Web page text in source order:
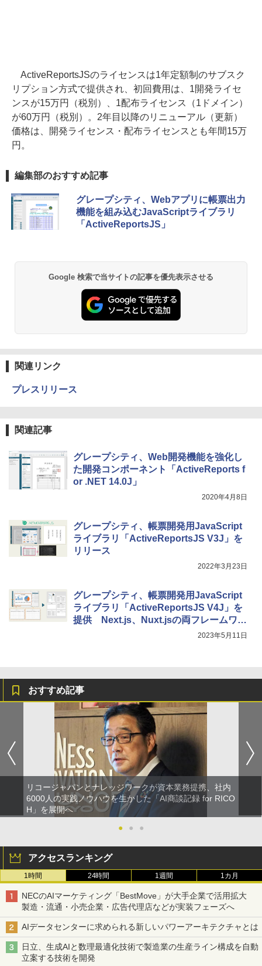
ActiveReportsJSのライセンスは1年定額制のサブスク
リプション方式で提供され、初回費用は、1開発ライセ
ンスが15万円（税別）、1配布ライセンス（1ドメイン）
が60万円（税別）。2年目以降のリニューアル（更新）
価格は、開発ライセンス・配布ライセンスとも年間15万
円。
編集部のおすすめ記事
グレープシティ、Webアプリに帳票出力
機能を組み込むJavaScriptライブラリ
「ActiveReportsJS」
Google 検索で当サイトの記事を優先表示させる
関連リンク
プレスリリース
関連記事
グレープシティ、Web開発機能を強化し
た開発コンポーネント「ActiveReports f
or .NET 14.0J」
2020年4月8日
グレープシティ、帳票開発用JavaScript
ライブラリ「ActiveReportsJS V3J」を
リリース
2022年3月23日
グレープシティ、帳票開発用JavaScript
ライブラリ「ActiveReportsJS V4J」を
提供 Next.js、Nuxt.jsの両フレームワー
2023年5月11日
おすすめ記事
リコージャパンとナレッジワークが資本業務提携、社内
6000人の実践ノウハウを生かした「AI商談記録 for RICO
H」を展開へ
●
● ●
アクセスランキング
1時間 24時間 1週間 1カ月
NECのAIマーケティング「BestMove」が大手企業で活用拡大
製造・流通・小売企業・広告代理店などが実装フェーズへ
AIデータセンターに求められる新しいパワーアーキテクチャとは
日立、生成AIと数理最適化技術で製造業の生産ライン構成を自動
立案する技術を開発